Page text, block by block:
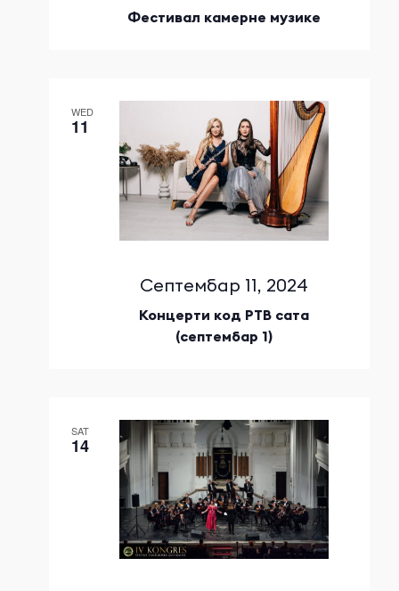
Фестивал камерне музике
WED
11
Концерти код РТВ сата
(септембар 1)
Септембар 11, 2024
SAT
14